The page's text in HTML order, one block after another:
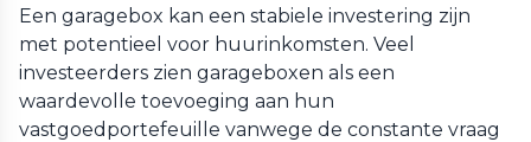
Een garagebox kan een stabiele investering zijn
met potentieel voor huurinkomsten. Veel
investeerders zien garageboxen als een
waardevolle toevoeging aan hun
vastgoedportefeuille vanwege de constante vraag